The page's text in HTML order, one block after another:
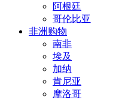
阿根廷
哥伦比亚
非洲购物
南非
埃及
加纳
肯尼亚
摩洛哥